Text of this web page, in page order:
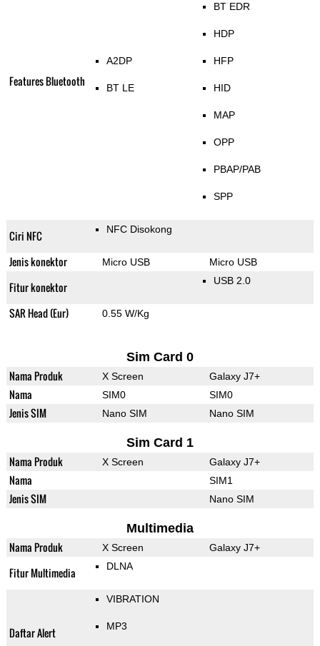
Features Bluetooth
A2DP
BT LE
BT EDR
HDP
HFP
HID
MAP
OPP
PBAP/PAB
SPP
Ciri NFC NFC Disokong
Jenis konektor Micro USB Micro USB
Fitur konektor USB 2.0
SAR Head (Eur) 0.55 W/Kg
Sim Card 0
Nama Produk X Screen Galaxy J7+
Nama SIM0 SIM0
Jenis SIM Nano SIM Nano SIM
Sim Card 1
Nama Produk X Screen Galaxy J7+
Nama SIM1
Jenis SIM Nano SIM
Multimedia
Nama Produk X Screen Galaxy J7+
Fitur Multimedia DLNA
Daftar Alert
VIBRATION
MP3